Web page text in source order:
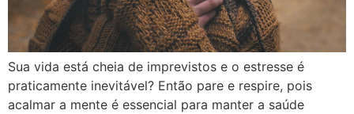
Sua vida está cheia de imprevistos e o estresse é
praticamente inevitável? Então pare e respire, pois
acalmar a mente é essencial para manter a saúde